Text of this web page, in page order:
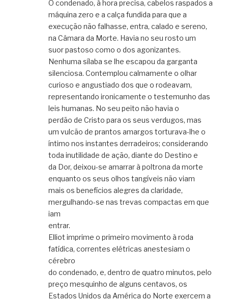
O condenado, à hora precisa, cabelos raspados a
máquina zero e a calça fundida para que a
execução não falhasse, entra, calado e sereno,
na Câmara da Morte. Havia no seu rosto um
suor pastoso como o dos agonizantes.
Nenhuma sílaba se lhe escapou da garganta
silenciosa. Contemplou calmamente o olhar
curioso e angustiado dos que o rodeavam,
representando ironicamente o testemunho das
leis humanas. No seu peito não havia o
perdão de Cristo para os seus verdugos, mas
um vulcão de prantos amargos torturava-lhe o
íntimo nos instantes derradeiros; considerando
toda inutilidade de ação, diante do Destino e
da Dor, deixou-se amarrar à poltrona da morte
enquanto os seus olhos tangíveis não viam
mais os benefícios alegres da claridade,
mergulhando-se nas trevas compactas em que
iam
entrar.
Elliot imprime o primeiro movimento à roda
fatídica, correntes elétricas anestesiam o
cérebro
do condenado, e, dentro de quatro minutos, pelo
preço mesquinho de alguns centavos, os
Estados Unidos da América do Norte exercem a